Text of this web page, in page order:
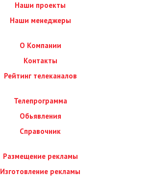
Наши проекты
Наши менеджеры
О Компании
Контакты
Рейтинг телеканалов
Телепрограмма
Обьявления
Справочник
Размещение рекламы
Изготовление рекламы